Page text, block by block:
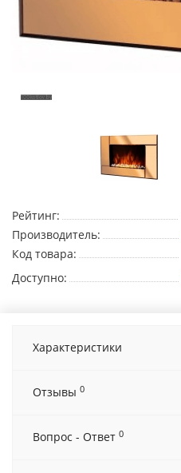
Рейтинг:
Производитель:
Код товара:
Доступно:
Характеристики
Отзывы 0
Вопрос - Ответ 0